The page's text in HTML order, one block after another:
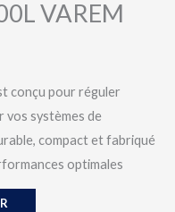
VAREM
conçu pour réguler
systèmes de
compact et fabriqué
optimales